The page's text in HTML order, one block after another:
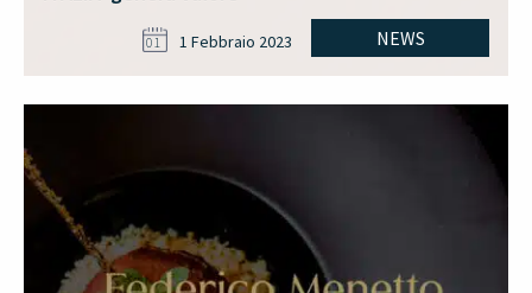
NEWS
01 1 Febbraio 2023